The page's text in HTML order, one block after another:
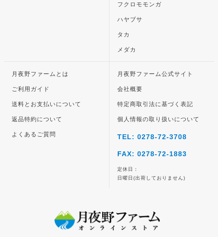
フクロモモンガ
ハヤブサ
タカ
メダカ
月夜野ファームとは
ご利用ガイド
送料とお支払いについて
返品特約について
よくあるご質問
月夜野ファーム公式サイト
会社概要
特定商取引法に基づく表記
個人情報の取り扱いについて
TEL: 0278-72-3708
FAX: 0278-72-1883
定休日：
日曜日(出荷しておりません)